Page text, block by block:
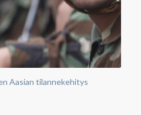
Aasian tilannekehitys